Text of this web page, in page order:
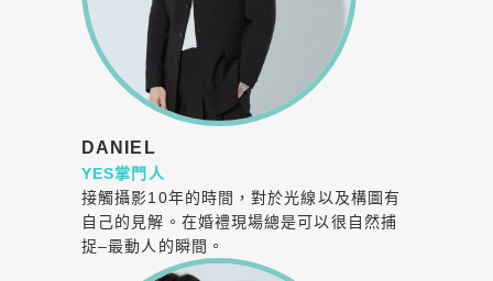
DANIEL
YES掌門人
接觸攝影10年的時間，對於光線以及構圖有
自己的見解。在婚禮現場總是可以很自然捕
捉–最動人的瞬間。